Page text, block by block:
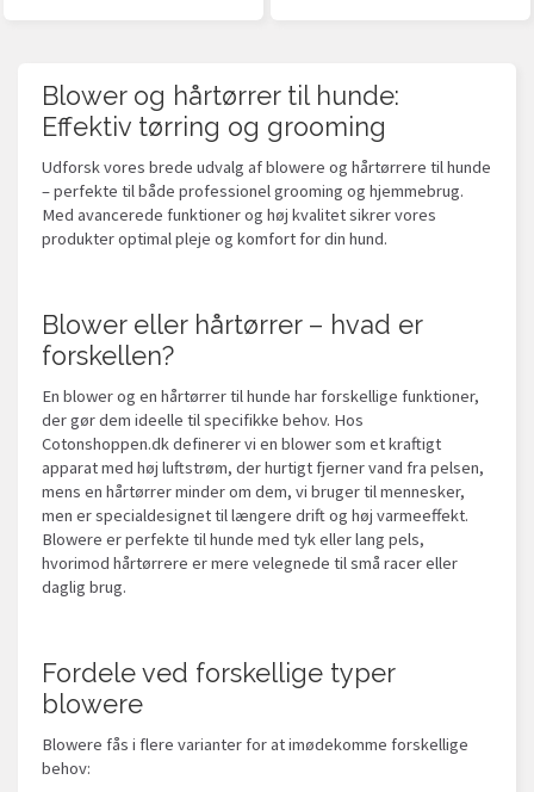
Blower og hårtørrer til hunde:
Effektiv tørring og grooming
Udforsk vores brede udvalg af blowere og hårtørrere til hunde
– perfekte til både professionel grooming og hjemmebrug.
Med avancerede funktioner og høj kvalitet sikrer vores
produkter optimal pleje og komfort for din hund.
Blower eller hårtørrer – hvad er
forskellen?
En blower og en hårtørrer til hunde har forskellige funktioner,
der gør dem ideelle til specifikke behov. Hos
Cotonshoppen.dk definerer vi en blower som et kraftigt
apparat med høj luftstrøm, der hurtigt fjerner vand fra pelsen,
mens en hårtørrer minder om dem, vi bruger til mennesker,
men er specialdesignet til længere drift og høj varmeeffekt.
Blowere er perfekte til hunde med tyk eller lang pels,
hvorimod hårtørrere er mere velegnede til små racer eller
daglig brug.
Fordele ved forskellige typer
blowere
Blowere fås i flere varianter for at imødekomme forskellige
behov: